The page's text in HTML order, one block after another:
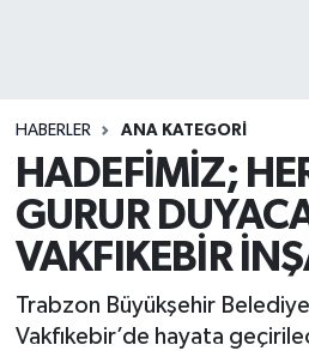
HABERLER ANA KATEGORI
HADEFİMİZ;
GURUR
VAKFIKEBİR
Trabzon Büyükşehir
Vakfıkebir’de hayata
Haber Arşivi